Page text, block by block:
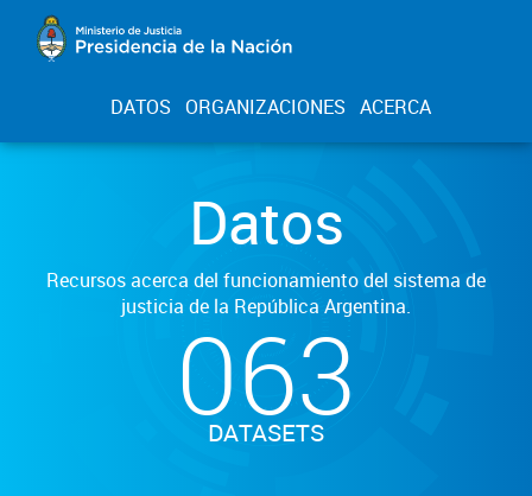
DATOS ORGANIZACIONES ACERCA
Datos
Recursos acerca del funcionamiento del sistema de
justicia de la República Argentina.
063
DATASETS